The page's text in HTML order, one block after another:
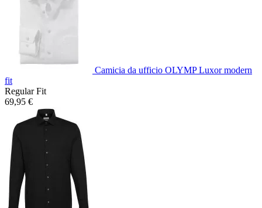
Camicia da ufficio OLYMP Luxor modern
fit
Regular Fit
69,95 €